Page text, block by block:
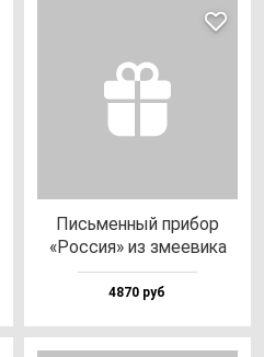
Пись­мен­ный при­бор
«Рос­сия» из зме­еви­ка
4870 руб